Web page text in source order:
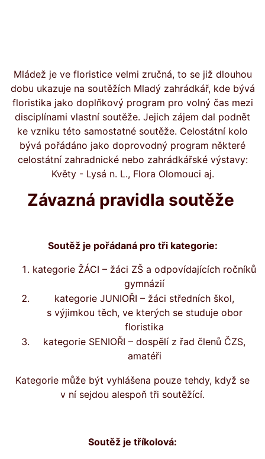
Mládež je ve floristice velmi zručná, to se již dlouhou
dobu ukazuje na soutěžích Mladý zahrádkář, kde bývá
floristika jako doplňkový program pro volný čas mezi
disciplínami vlastní soutěže. Jejich zájem dal podnět
ke vzniku této samostatné soutěže. Celostátní kolo
bývá pořádáno jako doprovodný program některé
celostátní zahradnické nebo zahrádkářské výstavy:
Květy - Lysá n. L., Flora Olomouci aj.
Závazná pravidla soutěže
Soutěž je pořádaná pro tři kategorie:
kategorie ŽÁCI – žáci ZŠ a odpovídajících ročníků
gymnázií
kategorie JUNIOŘI – žáci středních škol,
s výjimkou těch, ve kterých se studuje obor
floristika
kategorie SENIOŘI – dospělí z řad členů ČZS,
amatéři
Kategorie může být vyhlášena pouze tehdy, když se
v ní sejdou alespoň tři soutěžící.
Soutěž je tříkolová: